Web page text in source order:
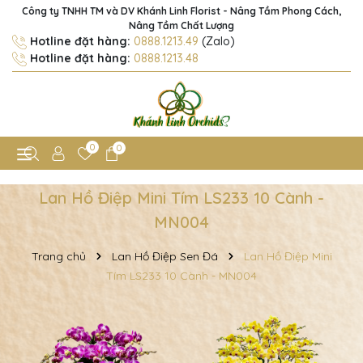
Công ty TNHH TM và DV Khánh Linh Florist - Nâng Tầm Phong Cách,
Nâng Tầm Chất Lượng
Hotline đặt hàng: 0888.1213.49 (Zalo)
Hotline đặt hàng: 0888.1213.48
0 0
Lan Hồ Điệp Mini Tím LS233 10 Cành -
MN004
Trang chủ Lan Hồ Điệp Sen Đá
Lan Hồ Điệp Mini
Tím LS233 10 Cành - MN004